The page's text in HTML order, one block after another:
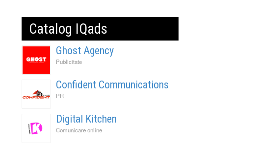
Catalog IQads
Ghost Agency
Publicitate
Confident Communications
PR
Digital Kitchen
Comunicare online